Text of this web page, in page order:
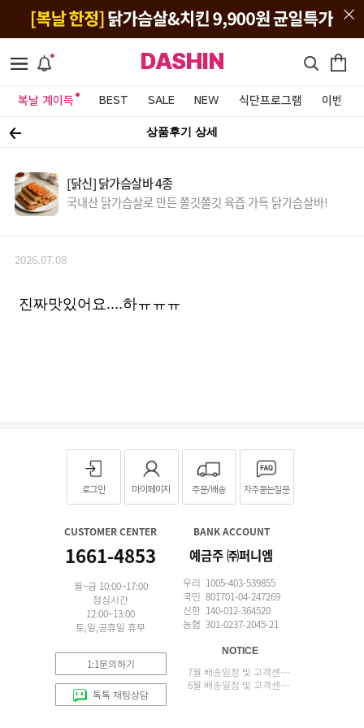
DASHIN
복날 계이득 BEST SALE NEW 식단프로그램 이벤트&
상품후기 상세
[닭신] 닭가슴살바 4종
국내산 닭가슴살로 만든 쫄깃쫄깃 육즙 가득 닭가슴살바!
2026.07.08
진짜맛있어요....하ㅠㅠㅠ
로그인 마이페이지 주문/배송 자주묻는질문
CUSTOMER CENTER
1661-4853
월~금 10:00~17:00
점심시간
12:00~13:00
토,일,공휴일 휴무
1:1문의하기
톡톡 채팅상담
BANK ACCOUNT
예금주 ㈜퍼니엠
우리 1005-403-539855
국민 801701-04-247269
신한 140-012-364520
농협 301-0237-2045-21
NOTICE
7월 배송일정 및 고객센터 업무 안내
6월 배송일정 및 고객센터 업무 안내